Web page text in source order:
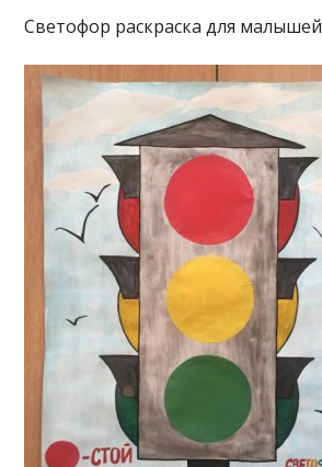
Светофор раскраска для малышей